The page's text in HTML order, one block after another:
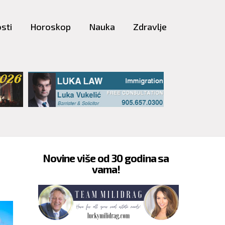
Horoskop Nauka Zdravlje
Novine više od 30 godina sa
vama!